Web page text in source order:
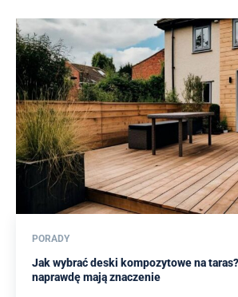
PORADY
Jak wybrać deski kompozytowe na
naprawdę mają znaczenie